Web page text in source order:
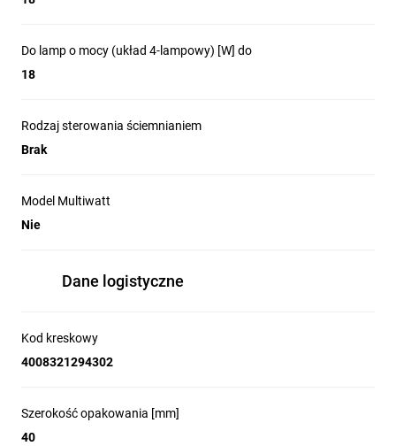
Do lamp o mocy (układ 4-lampowy) [W] do
18
Rodzaj sterowania ściemnianiem
Brak
Model Multiwatt
Nie
Dane logistyczne
Kod kreskowy
4008321294302
Szerokość opakowania [mm]
40